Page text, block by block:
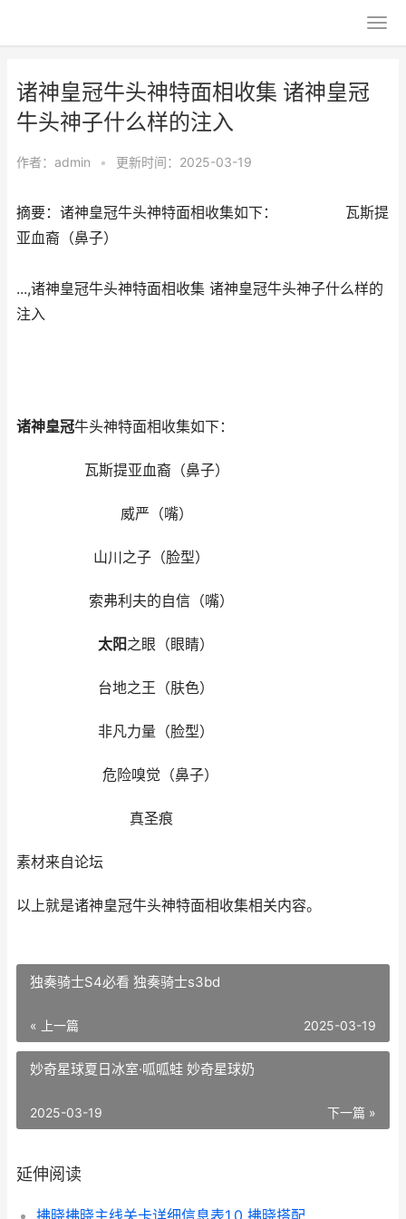
诸神皇冠牛头神特面相收集 诸神皇冠
牛头神子什么样的注入
作者： admin • 更新时间：2025-03-19
摘要：诸神皇冠牛头神特面相收集如下： 瓦斯提
亚血裔（鼻子）
...,诸神皇冠牛头神特面相收集 诸神皇冠牛头神子什么样的
注入
诸神皇冠牛头神特面相收集如下：
瓦斯提亚血裔（鼻子）
威严（嘴）
山川之子（脸型）
索弗利夫的自信（嘴）
太阳之眼（眼睛）
台地之王（肤色）
非凡力量（脸型）
危险嗅觉（鼻子）
真圣痕
素材来自论坛
以上就是诸神皇冠牛头神特面相收集相关内容。
独奏骑士S4必看 独奏骑士s3bd
« 上一篇 2025-03-19
妙奇星球夏日冰室·呱呱蛙 妙奇星球奶
下一篇 »
2025-03-19
延伸阅读
拂晓拂晓主线关卡详细信息表1.0 拂晓搭配